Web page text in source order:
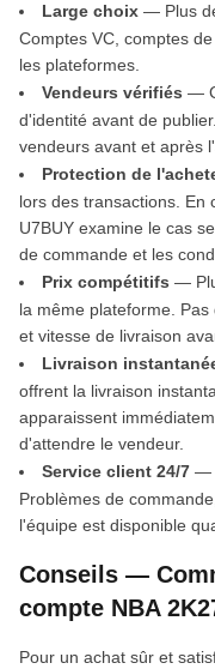
Large choix — Plus
Comptes VC, comptes
les plateformes.
Vendeurs vérifiés —
d'identité avant de
vendeurs avant et après
Protection de
lors des transactions. En
U7BUY examine le cas
de commande et les
Prix compétitifs —
la même plateforme.
et vitesse de livraison
Livraison
offrent la livraison
apparaissent
d'attendre le vendeur.
Service client 24/7 —
Problèmes de
l'équipe est disponible
Conseils —
compte NBA
Pour un achat sûr et